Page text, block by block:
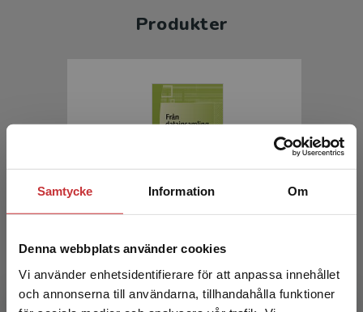
Samtycke Information Om
Denna webbplats använder cookies
Vi använder enhetsidentifierare för att anpassa innehållet
och annonserna till användarna, tillhandahålla funktioner
Produkter
Från datainsamling till rapport
Dahmström, Karin
489 krinkl. moms
Exkl. moms: 461 kr